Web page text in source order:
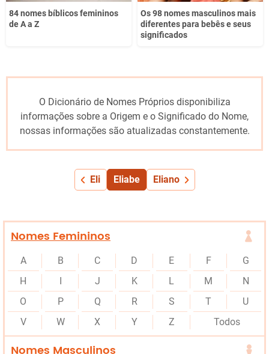
84 nomes bíblicos femininos
de A a Z
Os 98 nomes masculinos mais
diferentes para bebês e seus
significados
O Dicionário de Nomes Próprios disponibiliza
informações sobre a Origem e o Significado do Nome,
nossas informações são atualizadas constantemente.
Eli Eliabe Eliano
Nomes Femininos
A B C D E F
G
H
I J K L M
N
O
P Q R S T
U
V
W X Y Z Todos
Nomes Masculinos